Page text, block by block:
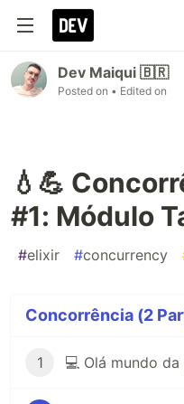
Dev Maiqui 🇧🇷
Posted on • Edited on
💧💪
#1: Módulo
#elixir #concurrency
Concorrência (2
1 💻 Olá mundo